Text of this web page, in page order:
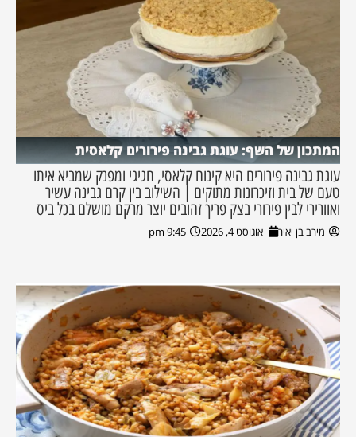
המתכון של השף: עוגת גבינה פירורים קלאסית
עוגת גבינה פירורים היא קינוח קלאסי, חגיגי ומפנק שמביא איתו
טעם של בית וזיכרונות מתוקים | השילוב בין קרם גבינה עשיר
ואוורירי לבין פירורי בצק פריך זהובים יוצר מרקם מושלם בכל ביס
מירב בן יאיר אוגוסט 4, 2026 9:45 pm